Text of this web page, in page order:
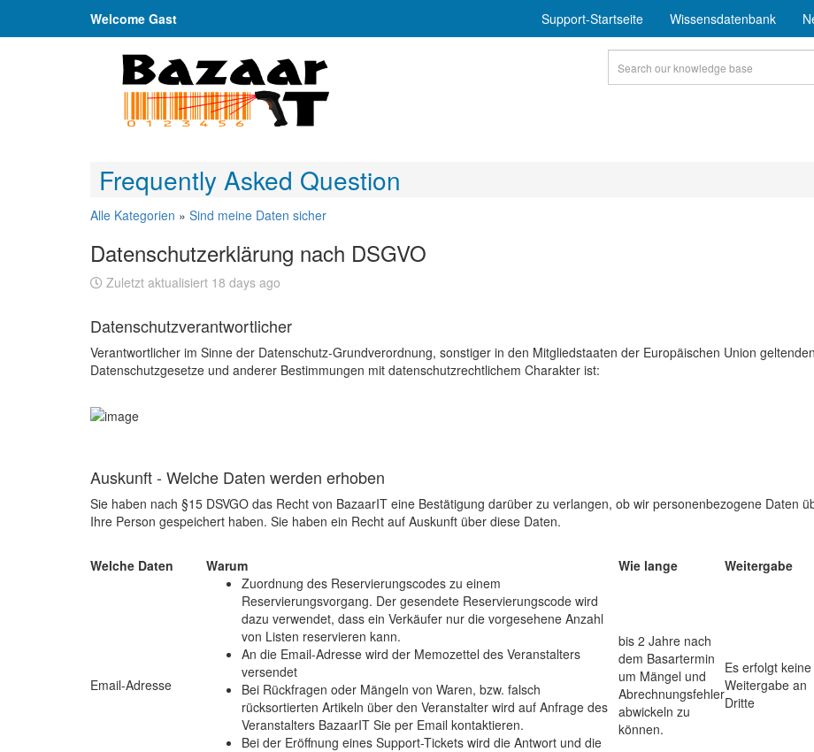
Welcome Gast Support-Startseite Wissensdatenbank
Frequently Asked Question
Alle Kategorien » Sind meine Daten sicher
Datenschutzerklärung nach DSGVO
Zuletzt aktualisiert 18 days ago
Datenschutzverantwortlicher
Verantwortlicher im Sinne der Datenschutz-Grundverordnung, sonstiger in den Mitgliedstaaten der Europäischen Union geltenden
Datenschutzgesetze und anderer Bestimmungen mit datenschutzrechtlichem Charakter ist:
Auskunft - Welche Daten werden erhoben
Sie haben nach §15 DSVGO das Recht von BazaarIT eine Bestätigung darüber zu verlangen, ob wir personenbezogene Daten
Ihre Person gespeichert haben. Sie haben ein Recht auf Auskunft über diese Daten.
Welche Daten Warum Wie lange Weitergabe
Email-Adresse
Zuordnung des Reservierungscodes zu einem
Reservierungsvorgang. Der gesendete Reservierungscode wird
dazu verwendet, dass ein Verkäufer nur die vorgesehene Anzahl
von Listen reservieren kann.
An die Email-Adresse wird der Memozettel des Veranstalters
versendet
Bei Rückfragen oder Mängeln von Waren, bzw. falsch
rücksortierten Artikeln über den Veranstalter wird auf Anfrage des
Veranstalters BazaarIT Sie per Email kontaktieren.
Bei der Eröffnung eines Support-Tickets wird die Antwort und die
bis 2 Jahre nach
dem Basartermin
um Mängel und
Abrechnungsfehler
abwickeln zu
können.
Es erfolgt keine
Weitergabe an
Dritte